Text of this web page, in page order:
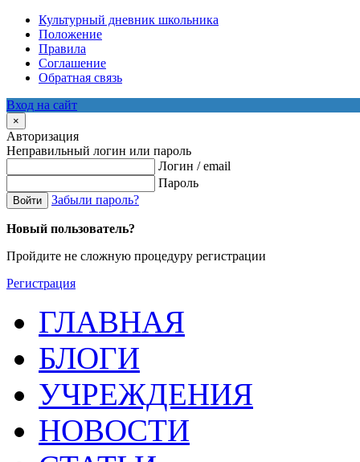
Культурный дневник школьника
Положение
Правила
Соглашение
Обратная связь
Вход на сайт
×
Авторизация
Неправильный логин или пароль
Логин / email
Пароль
Войти Забыли пароль?
Новый пользователь?
Пройдите не сложную процедуру регистрации
Регистрация
ГЛАВНАЯ
БЛОГИ
УЧРЕЖДЕНИЯ
НОВОСТИ